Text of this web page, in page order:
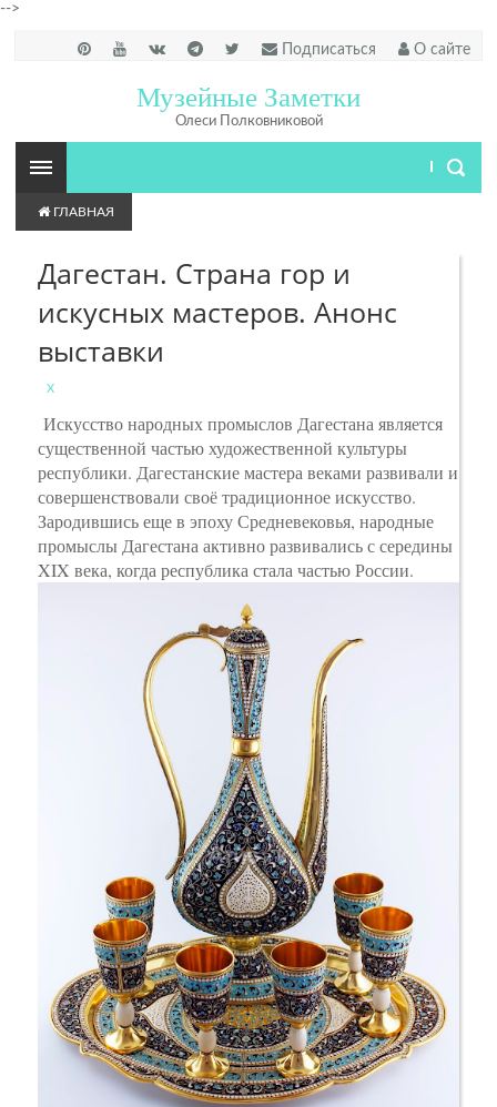
-->
О сайте
Подписаться
Музейные Заметки
Олеси Полковниковой
ГЛАВНАЯ
Дагестан. Страна гор и
искусных мастеров. Анонс
выставки
X
Искусство народных промыслов Дагестана является
существенной частью художественной культуры
республики. Дагестанские мастера веками развивали и
совершенствовали своё традиционное искусство.
Зародившись еще в эпоху Средневековья, народные
промыслы Дагестана активно развивались с середины
XIX века, когда республика стала частью России.